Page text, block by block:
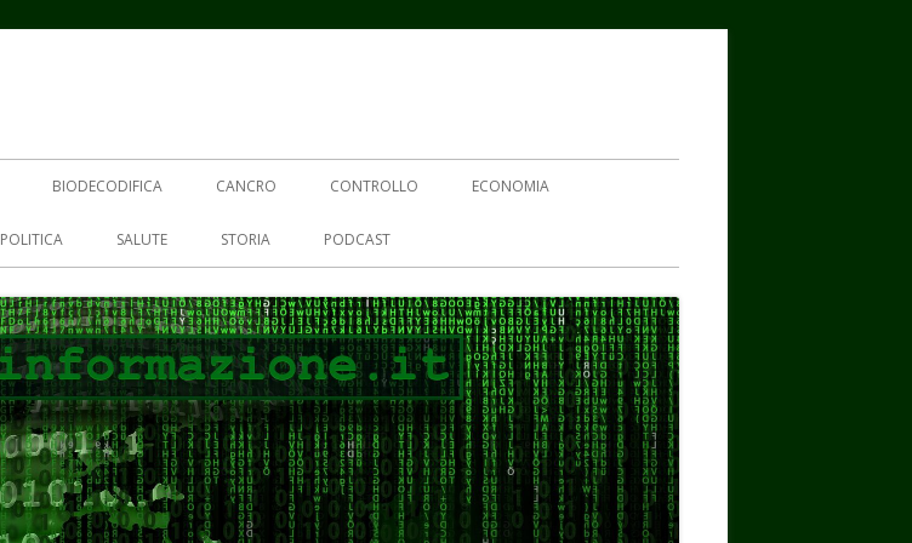
BIODECODIFICA CANCRO CONTROLLO ECONOMIA
POLITICA SALUTE STORIA PODCAST